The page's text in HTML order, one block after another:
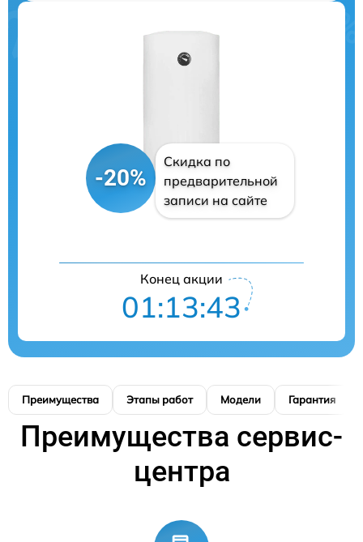
-20%
Скидка по
предварительной
записи на сайте
Конец акции
01:13:42
Преимущества Этапы работ Модели Гарантия
Преимущества сервис-
центра